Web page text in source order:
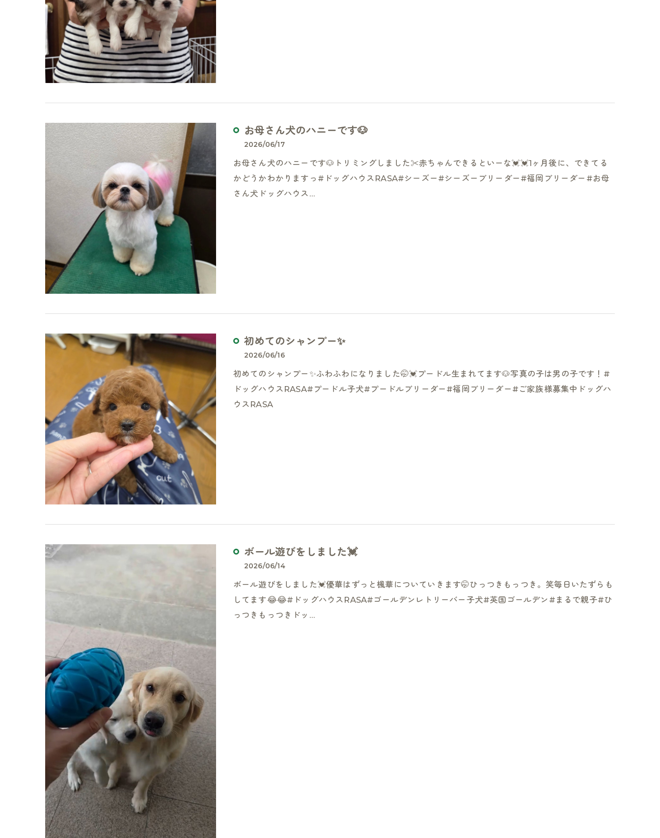
お母さん犬のハニーです🐶
2026/06/17
お母さん犬のハニーです🐶トリミングしました✂️赤ちゃんできるといーな💓💓1ヶ月後に、できてる
かどうかわかりますっ#ドッグハウスRASA#シーズー#シーズーブリーダー#福岡ブリーダー#お母
さん犬ドッグハウス…
初めてのシャンプー✨
2026/06/16
初めてのシャンプー✨ふわふわになりました🤭💓プードル生まれてます🐶写真の子は男の子です！#
ドッグハウスRASA#プードル子犬#プードルブリーダー#福岡ブリーダー#ご家族様募集中ドッグハ
ウスRASA
ボール遊びをしました💓
2026/06/14
ボール遊びをしました💓優華はずっと楓華についていきます🤭ひっつきもっつき。笑毎日いたずらも
してます😂😂#ドッグハウスRASA#ゴールデンレトリーバー子犬#英国ゴールデン#まるで親子#ひ
っつきもっつきドッ…
お気軽にお問い合わせください
お気軽にお問い合わせください